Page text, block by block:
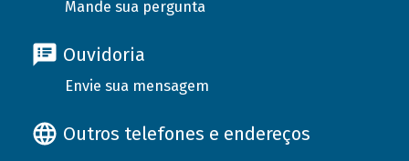
Mande sua pergunta
Ouvidoria
Envie sua mensagem
Outros telefones e endereços